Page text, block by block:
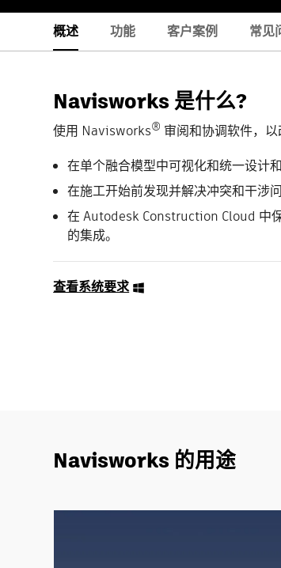
概述 功能 客户案例 常见
Navisworks 是什么?
使用 Navisworks® 审阅和协调软件，
在单个融合模型中可视化和统一设计和
在施工开始前发现并解决冲突和干涉
在 Autodesk Construction Cloud 中
的集成。
查看系统要求
Navisworks 的用途